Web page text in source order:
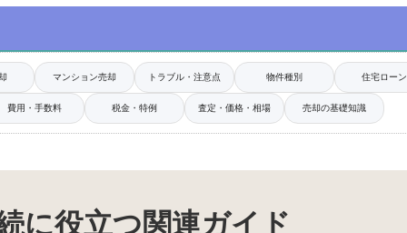
マンション売却 トラブル・注意点 物件種別 住宅ローン
費用・手数料 税金・特例 査定・価格・相場 売却の基礎知識
に役立つ関連ガイド